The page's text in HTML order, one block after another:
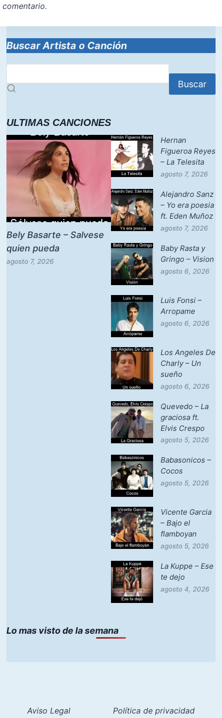
comentario.
Buscar Artista o Canción
Buscar
ULTIMAS CANCIONES
Bely Basarte – Salvese
quien pueda
agosto 7, 2026
Hernan
Figueroa Reyes
– La Telesita
agosto 7, 2026
Alejandro Sanz
– Yo era poesia
ft. Eden Muñoz
agosto 7, 2026
Baby Rasta y
Gringo – Vision
agosto 6, 2026
Luis Fonsi –
Arropame
agosto 6, 2026
Los Angeles De
Charly – Un
sueño
agosto 6, 2026
Quevedo – La
graciosa ft.
Elvis Crespo
agosto 5, 2026
Babasonicos –
Cocos
agosto 5, 2026
Vicente Garcia
– Bajo el
flamboyan
agosto 5, 2026
La Kuppe – Ese
te dejo
agosto 4, 2026
Lo mas visto de la semana
Aviso Legal Política de privacidad